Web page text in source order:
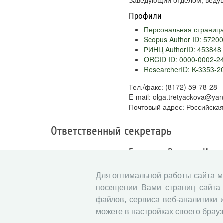
Профили
Персональная
Scopus Author ID:
РИНЦ AuthorID: 453848
ORCID ID: 0000-0002-
ResearcherID: K-3353-
Тел./факс: (8172) 59-78-28
E-mail:
Почтовый адрес:
Ответственный секретарь
Грызлова Валерия
Ученая степень
Ученое звание
Нет
Для оптимальной работы сайта
посещении Вами страниц сайта
файлов, сервиса веб-аналитики
можете в настройках своего